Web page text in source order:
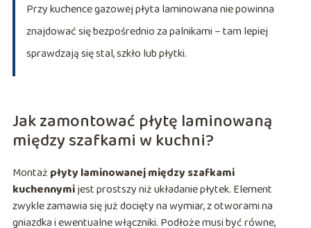
Przy kuchence gazowej płyta laminowana nie powinna
znajdować się bezpośrednio za palnikami – tam lepiej
sprawdzają się stal, szkło lub płytki.
Jak zamontować płytę laminowaną
między szafkami w kuchni?
Montaż płyty laminowanej między szafkami
kuchennymijest prostszy niż układanie płytek. Element
zwykle zamawia się już docięty na wymiar, z otworami na
gniazdka i ewentualne włączniki. Podłoże musi być równe,